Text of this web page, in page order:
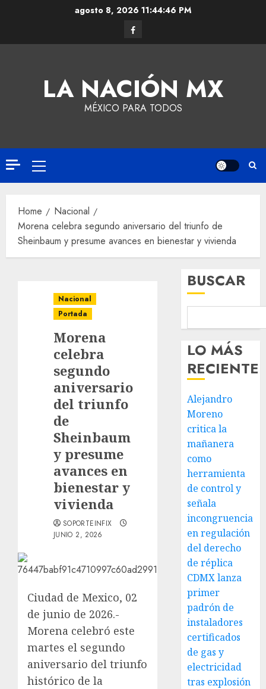
agosto 8, 2026 11:44:46 PM
LA NACIÓN MX
MÉXICO PARA TODOS
Home
Nacional
Morena celebra segundo aniversario del triunfo de
Sheinbaum y presume avances en bienestar y vivienda
Nacional
Portada
Morena
celebra
segundo
aniversario
del triunfo
de
Sheinbaum
y presume
avances en
bienestar y
vivienda
SOPORTEINFIX
JUNIO 2, 2026
Ciudad de Mexico, 02
de junio de 2026.-
Morena celebró este
martes el segundo
aniversario del triunfo
histórico de la
BUSCAR
LO MÁS
RECIENTE
Alejandro
Moreno
critica la
mañanera
como
herramienta
de control y
señala
incongruencia
en regulación
del derecho
de réplica
CDMX lanza
primer
padrón de
instaladores
certificados
de gas y
electricidad
tras explosión